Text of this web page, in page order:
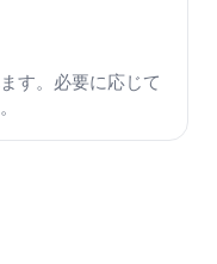
す。必要に応じて